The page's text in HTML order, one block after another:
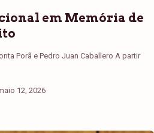
em Memória de
Porã e Pedro Juan Caballero A partir
12, 2026